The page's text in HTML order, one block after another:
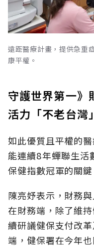
遠距醫療計畫，提供急重
康平權。
守護世界第一》
活力「不老台灣」
如此優質且平權的
能連續8年蟬聯生
保健指數冠軍的關鍵
陳亮妤表示，財務
在財務端，除了維
續研議健保支付改
端，健保署在今年